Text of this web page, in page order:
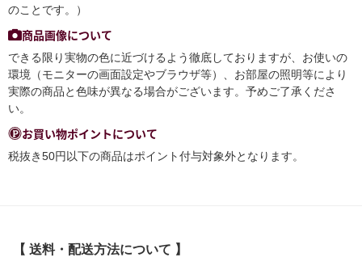
のことです。）
商品画像について
できる限り実物の色に近づけるよう徹底しておりますが、お使いの
環境（モニターの画面設定やブラウザ等）、お部屋の照明等により
実際の商品と色味が異なる場合がございます。予めご了承くださ
い。
お買い物ポイントについて
税抜き50円以下の商品はポイント付与対象外となります。
【 送料・配送方法について 】